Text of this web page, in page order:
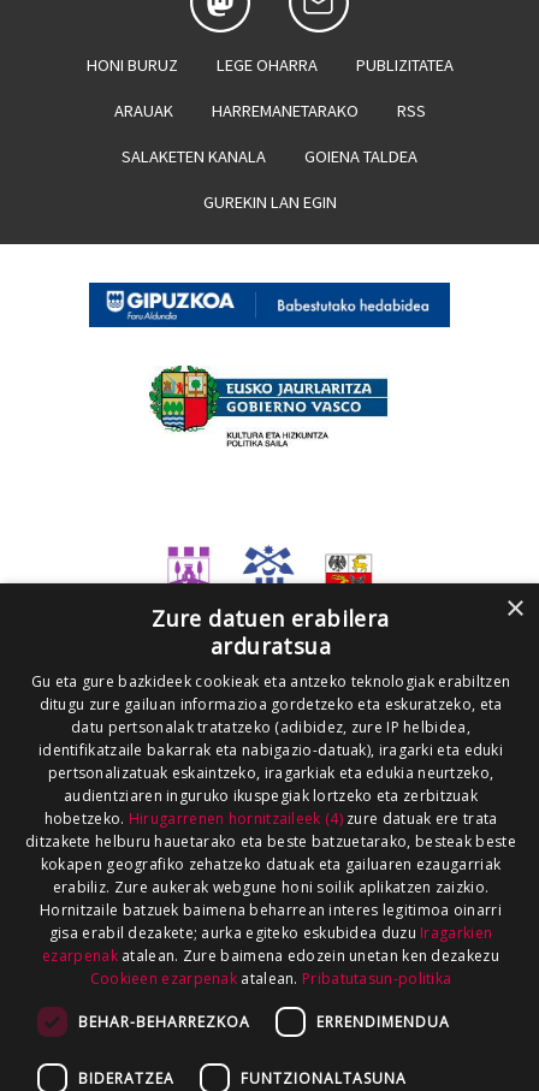
HONI BURUZ LEGE OHARRA PUBLIZITATEA
ARAUAK HARREMANETARAKO RSS
SALAKETEN KANALA GOIENA TALDEA
GUREKIN LAN EGIN
×
Zure datuen erabilera
arduratsua
Gu eta gure bazkideek cookieak eta antzeko teknologiak erabiltzen
ditugu zure gailuan informazioa gordetzeko eta eskuratzeko, eta
datu pertsonalak tratatzeko (adibidez, zure IP helbidea,
identifikatzaile bakarrak eta nabigazio-datuak), iragarki eta eduki
pertsonalizatuak eskaintzeko, iragarkiak eta edukia neurtzeko,
audientziaren inguruko ikuspegiak lortzeko eta zerbitzuak
hobetzeko. Hirugarrenen hornitzaileek (4)zure datuak ere trata
ditzakete helburu hauetarako eta beste batzuetarako, besteak beste
kokapen geografiko zehatzeko datuak eta gailuaren ezaugarriak
erabiliz. Zure aukerak webgune honi soilik aplikatzen zaizkio.
Hornitzaile batzuek baimena beharrean interes legitimoa oinarri
gisa erabil dezakete; aurka egiteko eskubidea duzu Iragarkien
ezarpenakatalean. Zure baimena edozein unetan ken dezakezu
Cookieen ezarpenak atalean. Pribatutasun-politika
BEHAR-BEHARREZKOA ERRENDIMENDUA
BIDERATZEA FUNTZIONALTASUNA